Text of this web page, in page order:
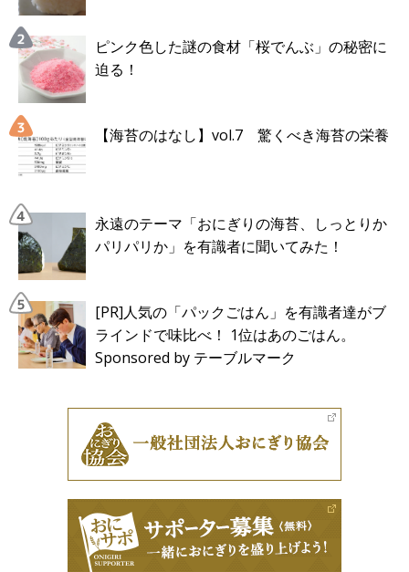
ピンク色した謎の食材「桜でんぶ」の秘密に
迫る！
【海苔のはなし】vol.7 驚くべき海苔の栄養
永遠のテーマ「おにぎりの海苔、しっとりか
パリパリか」を有識者に聞いてみた！
[PR]人気の「パックごはん」を有識者達がブ
ラインドで味比べ！ 1位はあのごはん。
Sponsored by テーブルマーク